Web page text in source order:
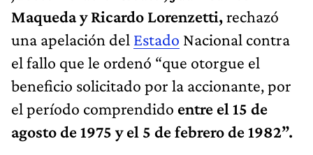
Maqueda y Ricardo Lorenzetti,rechazó
una apelación del Estado Nacional contra
el fallo que le ordenó “que otorgue el
beneficio solicitado por la accionante, por
el período comprendido entre el 15 de
agosto de 1975 y el 5 de febrero de 1982”.